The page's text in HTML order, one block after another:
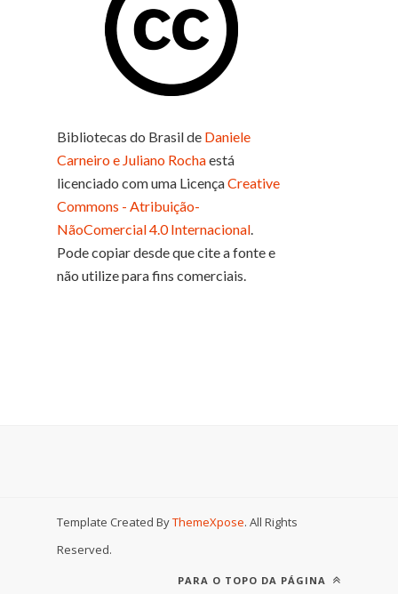
Bibliotecas do Brasilde Daniele
Carneiro e Juliano Rochaestá
licenciado com uma LicençaCreative
Commons - Atribuição-
NãoComercial 4.0 Internacional.
Pode copiar desde que cite a fonte e
não utilize para fins comerciais.
Template Created ByThemeXpose. All Rights
Reserved.
PARA O TOPO DA PÁGINA